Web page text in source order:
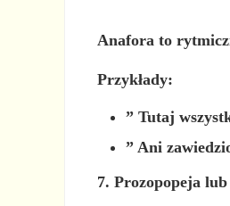
Anafora to
Przykłady:
” Tutaj
” Ani
7. Prozopopeja